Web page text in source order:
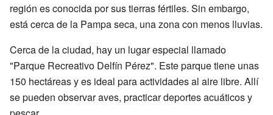
región es conocida por sus tierras fértiles. Sin embargo,
está cerca de la Pampa seca, una zona con menos lluvias.
Cerca de la ciudad, hay un lugar especial llamado
"Parque Recreativo Delfín Pérez". Este parque tiene unas
150 hectáreas y es ideal para actividades al aire libre. Allí
se pueden observar aves, practicar deportes acuáticos y